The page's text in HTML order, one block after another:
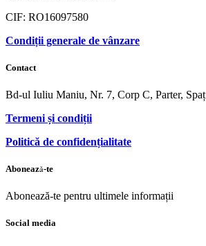
CIF: RO16097580
Condiții generale de vânzare
Contact
Bd-ul Iuliu Maniu, Nr. 7, Corp C, Parter,
Termeni și condiții
Politică de confidențialitate
Abonează-te
Abonează-te pentru ultimele informații
Social media